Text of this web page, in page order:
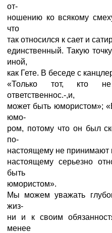
от-
ношению ко всякому
что
так относился к сает и
единственный. Такую
иной,
как Гете. В беседе с
«Только тот, кто
ответственнос.-,и,
может быть юмористом»;
юмо-
ром, потому что он был
по-
настоящему не принимают
настоящему серьезно
быть
юмористом».
Мы можем уважать
жиз-
ни и к своим
менее